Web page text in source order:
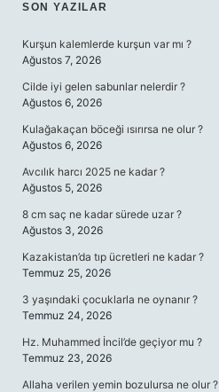
SIDEBAR
SON YAZILAR
Kurşun kalemlerde kurşun var mı ?
Ağustos 7, 2026
Cilde iyi gelen sabunlar nelerdir ?
Ağustos 6, 2026
Kulağakaçan böceği ısırırsa ne olur ?
Ağustos 6, 2026
Avcılık harcı 2025 ne kadar ?
Ağustos 5, 2026
8 cm saç ne kadar sürede uzar ?
Ağustos 3, 2026
Kazakistan’da tıp ücretleri ne kadar ?
Temmuz 25, 2026
3 yaşındaki çocuklarla ne oynanır ?
Temmuz 24, 2026
Hz. Muhammed İncil’de geçiyor mu ?
Temmuz 23, 2026
Allaha verilen yemin bozulursa ne olur ?